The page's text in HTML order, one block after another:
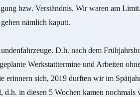
bzw. Verständnis. Wir waren am
nämlich kaputt.
D.h. nach dem
Werkstatttermine und Arbeiten
erinnern sich, 2019 durften wir im
d.h. in diesen 5 Wochen kamen